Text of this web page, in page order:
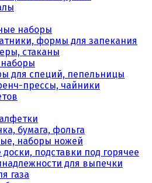
наборы
формы для запекания
стаканы
для специй, пепельницы
прессы, чайники
бумага, фольга
наборы ножей
подставки под горячее
для выпечки
газа